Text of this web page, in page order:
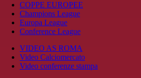
COPPE EUROPEE
Champions League
Europa League
Conference League
VIDEO AS ROMA
Video Calciomercato
Video conferenze stampa